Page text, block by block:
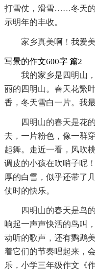
打雪仗，滑雪……冬天
示明年的丰收。
家乡真美啊！我爱
写景的作文600字 篇2
我的家乡是四明山
丽的四明山。春天花繁
香，冬天雪白一片。我
四明山的春天是花
去，一片粉色，像一群
起舞。走近一看，风吹
调皮的小孩在吹哨子呢
厚的白雪，似乎还带了
仗时的快乐。
四明山的春天是鸟
响起一声声快活的鸟叫
动听的歌声，还有鹦鹉
着它们的节奏唱起来，
乐，小学三年级作文《